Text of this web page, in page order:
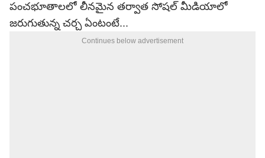
పంచభూతాలలో లీనమైన తర్వాత సోషల్ మీడియాలో
జరుగుతున్న చర్చ ఏంటంటే...
Continues below advertisement